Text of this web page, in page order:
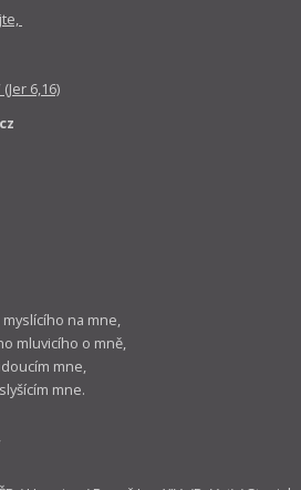
6,16)
na mne,
mluvicího o mně,
mne,
mne.